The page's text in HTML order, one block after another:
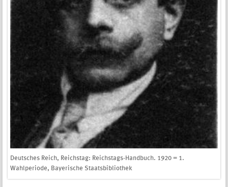
Deutsches Reich, Reichstag: Reichstags-Handbuch. 1920 = 1.
Wahlperiode, Bayerische Staatsbibliothek